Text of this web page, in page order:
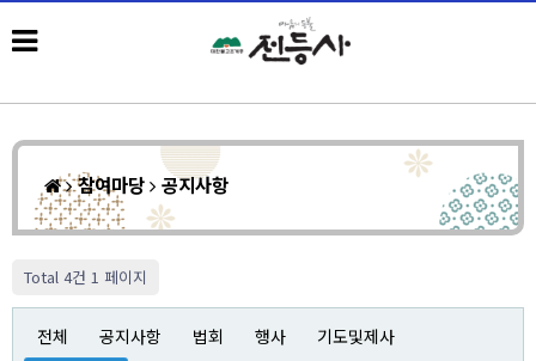
참여마당 공지사항
Total 4건 1 페이지
전체 공지사항 법회 행사
기도및제사